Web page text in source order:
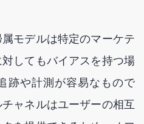
属モデルは特定のマーケテ
してもバイアスを持つ場
跡や計測が容易なもので
ャネルはユーザーの相互